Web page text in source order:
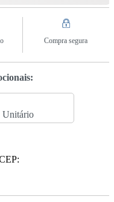
Compra segura
Unitário